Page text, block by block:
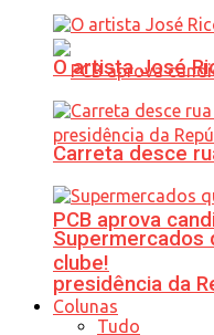
PCB aprova
presidência da
O artista José
Carreta desce
Supermercados
clube!
Colunas
Tudo